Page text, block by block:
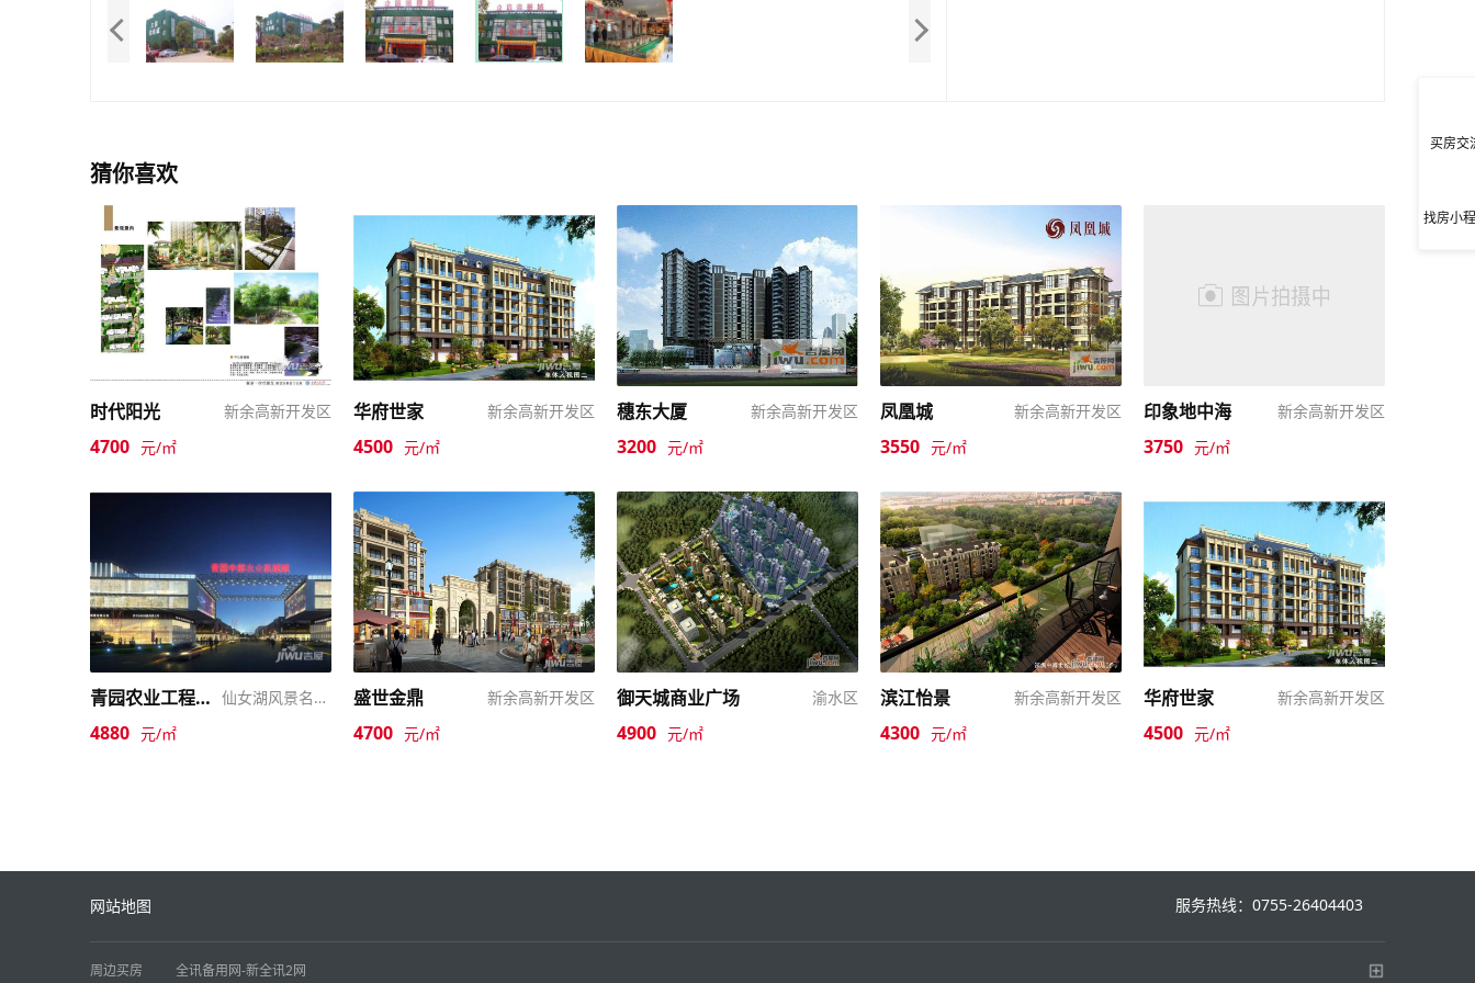
猜你喜欢
时代阳光 新余高新开发区
4700 元/㎡
华府世家 新余高新开发区
4500 元/㎡
穗东大厦 新余高新开发区
3200 元/㎡
凤凰城 新余高新开发区
3550 元/㎡
印象地中海 新余高新开发区
3750 元/㎡
青园农业工程机械城 仙女湖风景名胜区
4880 元/㎡
盛世金鼎 新余高新开发区
4700 元/㎡
御天城商业广场 渝水区
4900 元/㎡
滨江怡景 新余高新开发区
4300 元/㎡
华府世家 新余高新开发区
4500 元/㎡
买房交
找房小
服务热线：0755-26404403
网站地图
周边买房 全讯备用网-新全讯2网